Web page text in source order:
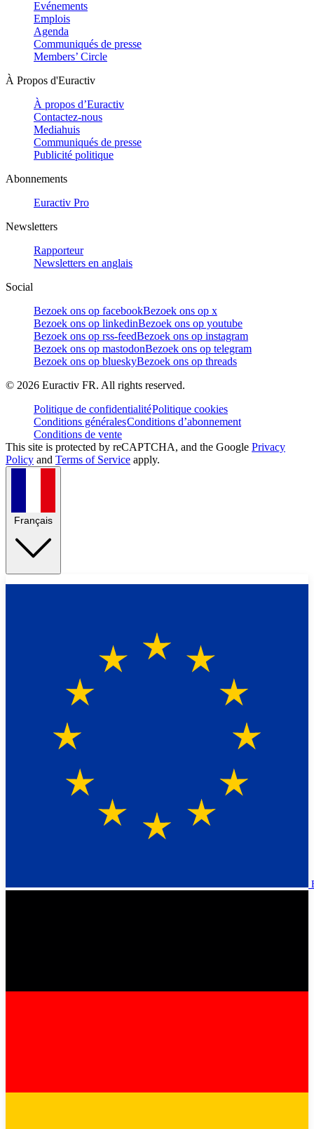
Evénements
Emplois
Agenda
Communiqués de presse
Members’ Circle
À Propos d'Euractiv
À propos d’Euractiv
Contactez-nous
Mediahuis
Communiqués de presse
Publicité politique
Abonnements
Euractiv Pro
Newsletters
Rapporteur
Newsletters en anglais
Social
Bezoek ons op facebookBezoek ons op x
Bezoek ons op linkedinBezoek ons op youtube
Bezoek ons op rss-feedBezoek ons op instagram
Bezoek ons op mastodonBezoek ons op telegram
Bezoek ons op blueskyBezoek ons op threads
© 2026 Euractiv FR. All rights reserved.
Politique de confidentialitéPolitique cookies
Conditions généralesConditions d’abonnement
Conditions de vente
This site is protected by reCAPTCHA, and the Google Privacy
Policy and Terms of Service apply.
Français